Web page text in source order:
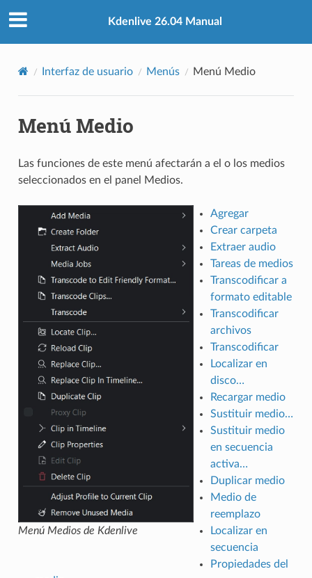
Kdenlive 26.04 Manual
Interfaz de usuario Menús Menú Medio
Menú Medio
Las funciones de este menú afectarán a el o los medios
seleccionados en el panel Medios.
Menú Medios de Kdenlive
Agregar
Crear carpeta
Extraer audio
Tareas de medios
Transcodificar a
formato editable
Transcodificar
archivos
Transcodificar
Localizar en
disco…
Recargar medio
Sustituir medio…
Sustituir medio
en secuencia
activa…
Duplicar medio
Medio de
reemplazo
Localizar en
secuencia
Propiedades del